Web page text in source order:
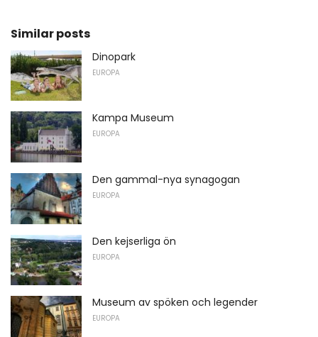
Similar posts
Dinopark
EUROPA
Kampa Museum
EUROPA
Den gammal-nya synagogan
EUROPA
Den kejserliga ön
EUROPA
Museum av spöken och legender
EUROPA